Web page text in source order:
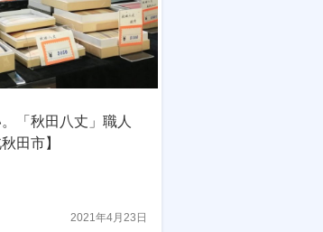
「秋田八丈」職人
田市】
2021年4月23日